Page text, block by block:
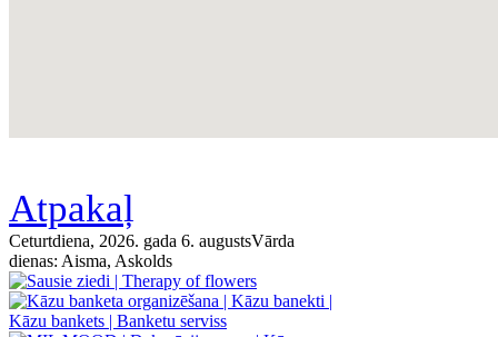
Atpakaļ
Ceturtdiena, 2026. gada 6. augustsVārda
dienas: Aisma, Askolds